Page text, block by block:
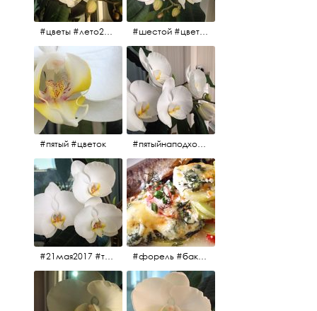
#цветы #лето2017 #седьмойнаподходе #шестой #всегодевять #шестой #цветыцветут #цветы #лето2017 #летнийснег
#пятый #цветок #пятыйнаподходе# цветы #весна2017
#21мая2017 #трио #цветы #форель #баклажаны #помидоры #завтрак